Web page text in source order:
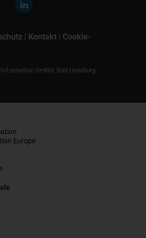
| Kontakt | Cookie-
GmbH, Bad Homburg
Europe